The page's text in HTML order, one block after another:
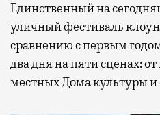
Единственный на
уличный фестиваль
сравнению с первым
два дня на пяти сценах:
местных Дома культуры и